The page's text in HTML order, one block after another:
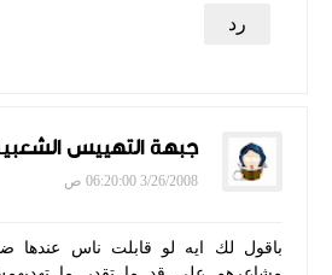
رد
جبهة التهييس
3/26/2008 06:20:00 ص
باقول لك ايه لو قابلت ناس عندها